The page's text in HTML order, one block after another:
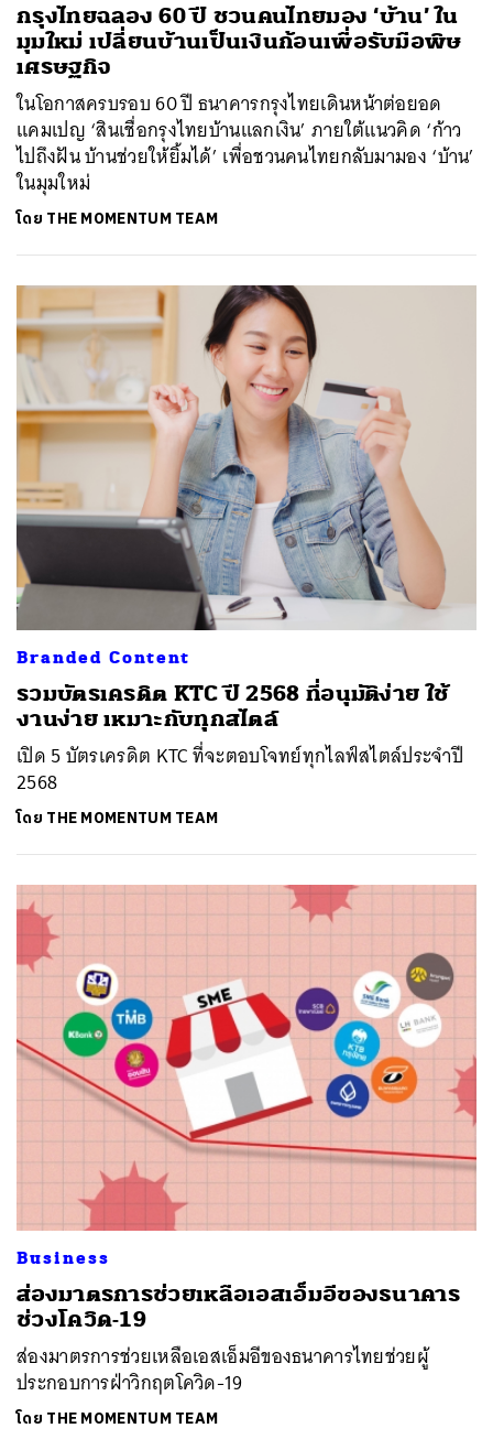
กรุงไทยฉลอง 60 ปี ชวนคนไทยมอง ‘บ้าน’ ใน
มุมใหม่ เปลี่ยนบ้านเป็นเงินก้อนเพื่อรับมือพิษ
เศรษฐกิจ
ในโอกาสครบรอบ 60 ปี ธนาคารกรุงไทยเดินหน้าต่อยอด
แคมเปญ ‘สินเชื่อกรุงไทยบ้านแลกเงิน’ ภายใต้แนวคิด ‘ก้าว
ไปถึงฝัน บ้านช่วยให้ยิ้มได้’ เพื่อชวนคนไทยกลับมามอง ‘บ้าน’
ในมุมใหม่
โดย THE MOMENTUM TEAM
Branded Content
รวมบัตรเครดิต KTC ปี 2568 ที่อนุมัติง่าย ใช้
งานง่าย เหมาะกับทุกสไตล์
เปิด 5 บัตรเครดิต KTC ที่จะตอบโจทย์ทุกไลฟ์สไตล์ประจำปี
2568
โดย THE MOMENTUM TEAM
Business
ส่องมาตรการช่วยเหลือเอสเอ็มอีของธนาคาร
ช่วงโควิด-19
ส่องมาตรการช่วยเหลือเอสเอ็มอีของธนาคารไทยช่วยผู้
ประกอบการฝ่าวิกฤตโควิด-19
โดย THE MOMENTUM TEAM